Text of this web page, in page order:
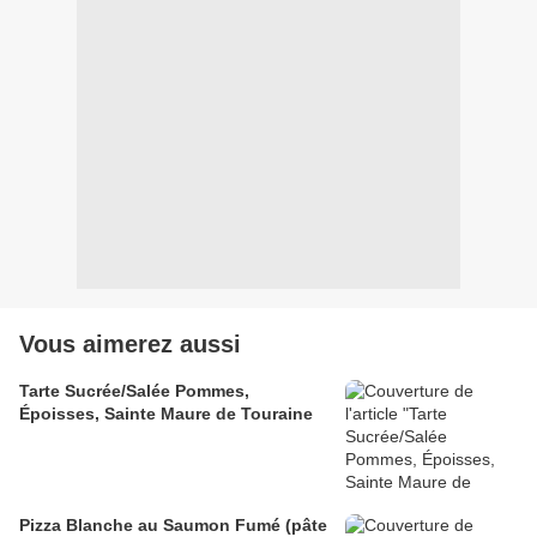
Vous aimerez aussi
Tarte Sucrée/Salée Pommes,
Époisses, Sainte Maure de Touraine
Pizza Blanche au Saumon Fumé (pâte